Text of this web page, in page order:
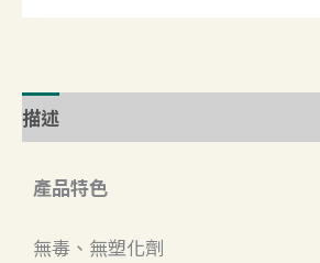
描述
產品特色
無毒、無塑化劑